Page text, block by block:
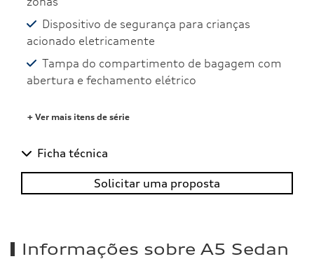
Dispositivo de segurança para crianças
acionado eletricamente
Tampa do compartimento de bagagem com
abertura e fechamento elétrico
+ Ver mais itens de série
Ficha técnica
Solicitar uma proposta
Informações sobre A5 Sedan